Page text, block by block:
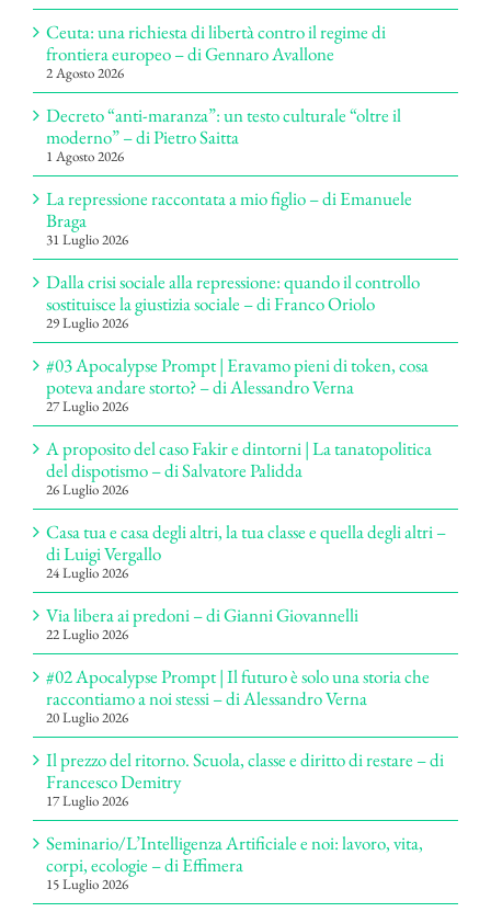
Ceuta: una richiesta di libertà contro il regime di
frontiera europeo – di Gennaro Avallone
2 Agosto 2026
Decreto “anti-maranza”: un testo culturale “oltre il
moderno” – di Pietro Saitta
1 Agosto 2026
La repressione raccontata a mio figlio – di Emanuele
Braga
31 Luglio 2026
Dalla crisi sociale alla repressione: quando il controllo
sostituisce la giustizia sociale – di Franco Oriolo
29 Luglio 2026
#03 Apocalypse Prompt | Eravamo pieni di token, cosa
poteva andare storto? – di Alessandro Verna
27 Luglio 2026
A proposito del caso Fakir e dintorni | La tanatopolitica
del dispotismo – di Salvatore Palidda
26 Luglio 2026
Casa tua e casa degli altri, la tua classe e quella degli altri –
di Luigi Vergallo
24 Luglio 2026
Via libera ai predoni – di Gianni Giovannelli
22 Luglio 2026
#02 Apocalypse Prompt | Il futuro è solo una storia che
raccontiamo a noi stessi – di Alessandro Verna
20 Luglio 2026
Il prezzo del ritorno. Scuola, classe e diritto di restare – di
Francesco Demitry
17 Luglio 2026
Seminario/L’Intelligenza Artificiale e noi: lavoro, vita,
corpi, ecologie – di Effimera
15 Luglio 2026